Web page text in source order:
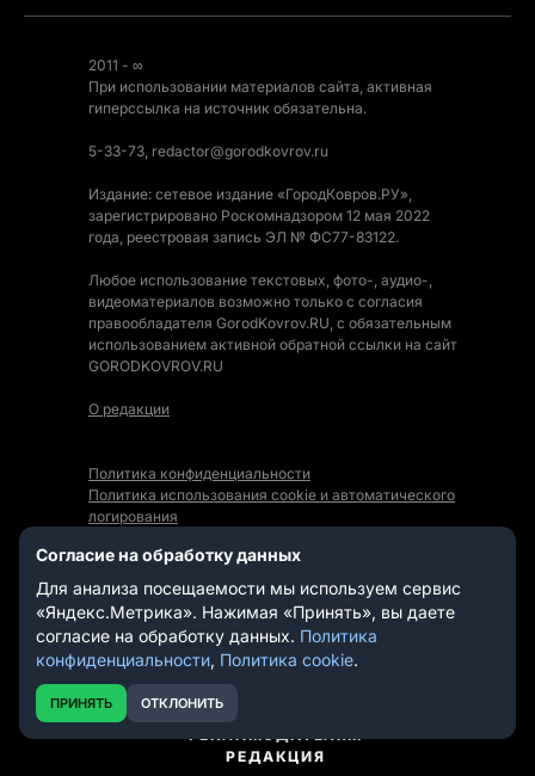
2011 - ∞
При использовании материалов сайта, активная
гиперссылка на источник обязательна.
5-33-73, redactor@gorodkovrov.ru
Издание: сетевое издание «ГородКовров.РУ»,
зарегистрировано Роскомнадзором 12 мая 2022
года, реестровая запись ЭЛ № ФС77-83122.
Любое использование текстовых, фото-, аудио-,
видеоматериалов возможно только с согласия
правообладателя GorodKovrov.RU, с обязательным
использованием активной обратной ссылки на сайт
GORODKOVROV.RU
О редакции
Политика конфиденциальности
Политика использования cookie и автоматического
логирования
Мы в социальных сетях:
СТАТЬИ
НОВОСТИ
РЕКЛАМОДАТЕЛЯМ
РЕДАКЦИЯ
Согласие на обработку данных
Для анализа посещаемости мы используем сервис
«Яндекс.Метрика». Нажимая «Принять», вы даете
согласие на обработку данных. Политика
конфиденциальности, Политика cookie.
ПРИНЯТЬ ОТКЛОНИТЬ